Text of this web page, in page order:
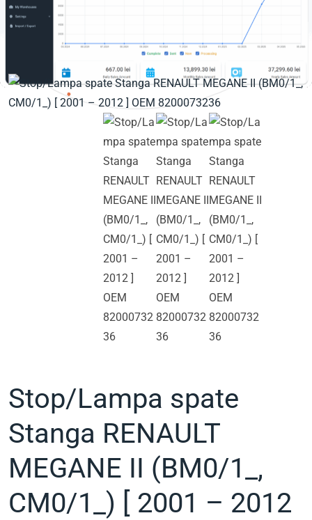
Stop/Lampa spate
Stanga RENAULT
MEGANE II (BM0/1_,
CM0/1_) [ 2001 – 2012